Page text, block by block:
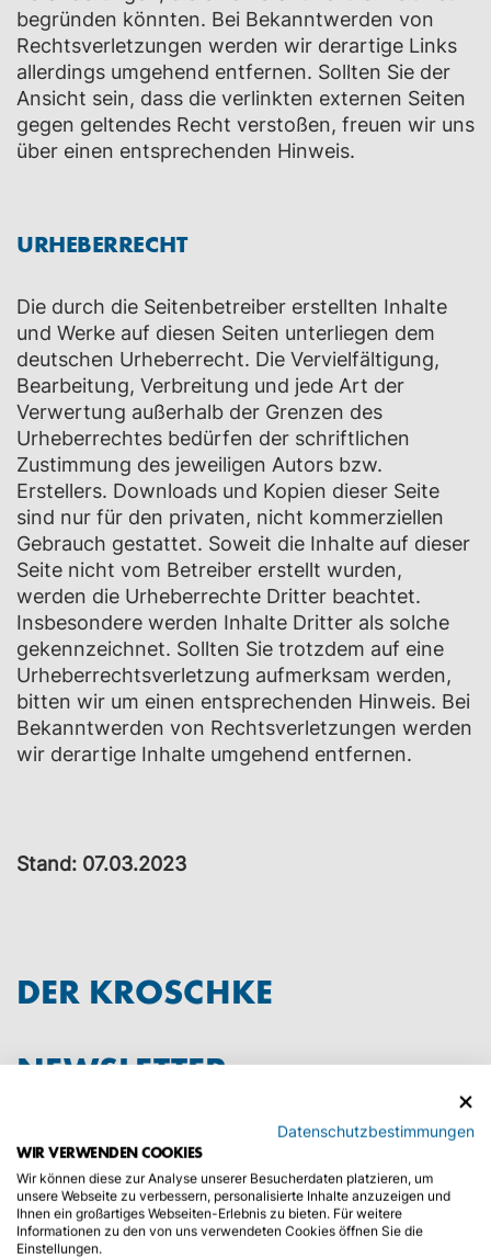
begründen könnten. Bei Bekanntwerden von
Rechtsverletzungen werden wir derartige Links
allerdings umgehend entfernen. Sollten Sie der
Ansicht sein, dass die verlinkten externen Seiten
gegen geltendes Recht verstoßen, freuen wir uns
über einen entsprechenden Hinweis.
URHEBERRECHT
Die durch die Seitenbetreiber erstellten Inhalte
und Werke auf diesen Seiten unterliegen dem
deutschen Urheberrecht. Die Vervielfältigung,
Bearbeitung, Verbreitung und jede Art der
Verwertung außerhalb der Grenzen des
Urheberrechtes bedürfen der schriftlichen
Zustimmung des jeweiligen Autors bzw.
Erstellers. Downloads und Kopien dieser Seite
sind nur für den privaten, nicht kommerziellen
Gebrauch gestattet. Soweit die Inhalte auf dieser
Seite nicht vom Betreiber erstellt wurden,
werden die Urheberrechte Dritter beachtet.
Insbesondere werden Inhalte Dritter als solche
gekennzeichnet. Sollten Sie trotzdem auf eine
Urheberrechtsverletzung aufmerksam werden,
bitten wir um einen entsprechenden Hinweis. Bei
Bekanntwerden von Rechtsverletzungen werden
wir derartige Inhalte umgehend entfernen.
Stand: 07.03.2023
DER KROSCHKE
NEWSLETTER
Jetzt anmelden und 10,00€ Rabatt auf eine
Zulassung sichern.
Datenschutzbestimmungen
WIR VERWENDEN COOKIES
Wir können diese zur Analyse unserer Besucherdaten platzieren, um
unsere Webseite zu verbessern, personalisierte Inhalte anzuzeigen und
Ihnen ein großartiges Webseiten-Erlebnis zu bieten. Für weitere
Informationen zu den von uns verwendeten Cookies öffnen Sie die
Einstellungen.